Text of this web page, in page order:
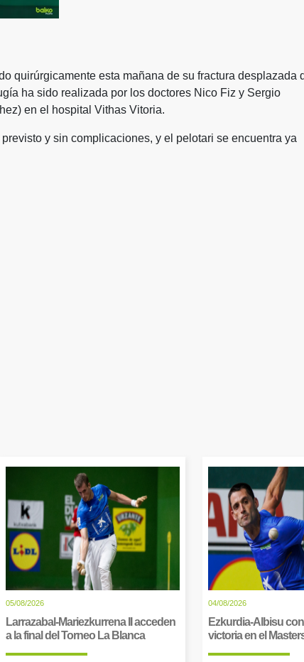
quirúrgicamente esta mañana de su fractura desplazada
ha sido realizada por los doctores Nico Fiz y Sergio
en el hospital Vithas Vitoria.
y sin complicaciones, y el pelotari se encuentra ya
05/08/2026
Larrazabal-Mariezkurrena II acceden
a la final del Torneo La Blanca
04/08/2026
Ezkurdia-Albisu
victoria en el